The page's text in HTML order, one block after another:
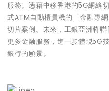
服務。憑藉中移香港的5G網絡
式ATM自動櫃員機的「金融專
切片案例。未來，工銀亞洲將
更多金融服務，進一步體現5G
銀行的願景。